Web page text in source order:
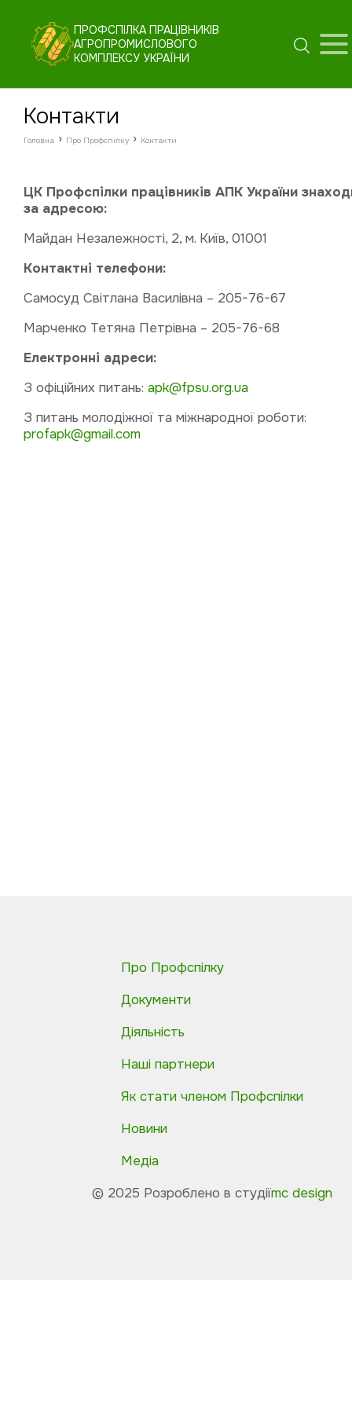
ПРОФСПІЛКА ПРАЦІВНИКІВ
АГРОПРОМИСЛОВОГО
КОМПЛЕКСУ УКРАЇНИ
Контакти
Головна › Про Профспілку › Контакти
ЦК Профспілки працівників АПК України
за адресою:
Майдан Незалежності, 2, м. Київ, 01001
Контактні телефони:
Самосуд Світлана Василівна – 205-76-67
Марченко Тетяна Петрівна – 205-76-68
Електронні адреси:
З офіційних питань: apk@fpsu.org.ua
З питань молодіжної та міжнародної роботи:
profapk@gmail.com
Про Профспілку
Документи
Діяльність
Наші партнери
Як стати членом Профспілки
Новини
Медіа
© 2025 Розроблено в студіїmc design